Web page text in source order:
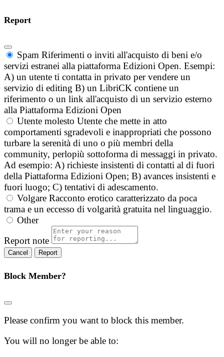
Report
Spam Riferimenti o inviti all'acquisto di beni e/o
servizi estranei alla piattaforma Edizioni Open. Esempi:
A) un utente ti contatta in privato per vendere un
servizio di editing B) un LibriCK contiene un
riferimento o un link all'acquisto di un servizio esterno
alla Piattaforma Edizioni Open
Utente molesto Utente che mette in atto
comportamenti sgradevoli e inappropriati che possono
turbare la serenità di uno o più membri della
community, perlopiù sottoforma di messaggi in privato.
Ad esempio: A) richieste insistenti di contatti al di fuori
della Piattaforma Edizioni Open; B) avances insistenti e
fuori luogo; C) tentativi di adescamento.
Volgare Racconto erotico caratterizzato da poca
trama e un eccesso di volgarità gratuita nel linguaggio.
Other
Report note
Report
Block Member?
Please confirm you want to block this member.
You will no longer be able to: